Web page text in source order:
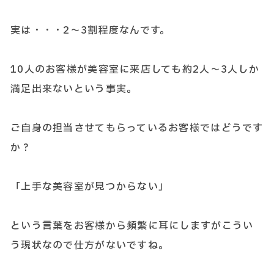
実は・・・2～3割程度なんです。
10人のお客様が美容室に来店しても約2人～3人しか
満足出来ないという事実。
ご自身の担当させてもらっているお客様ではどうです
か？
「上手な美容室が見つからない」
という言葉をお客様から頻繁に耳にしますがこうい
う現状なので仕方がないですね。